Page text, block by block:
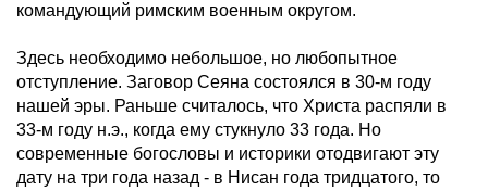
командующий римским военным округом.
Здесь необходимо небольшое, но любопытное
отступление. Заговор Сеяна состоялся в 30-м году
нашей эры. Раньше считалось, что Христа распяли в
33-м году н.э., когда ему стукнуло 33 года. Но
современные богословы и историки отодвигают эту
дату на три года назад - в Нисан года тридцатого, то